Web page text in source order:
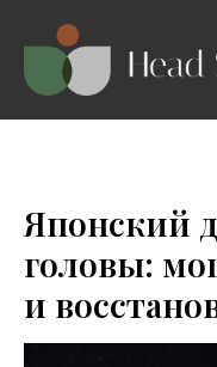
Японский
головы:
и